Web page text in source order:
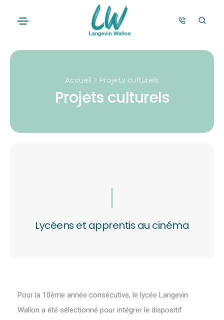
Accueil > Projets culturels
Projets culturels
Lycéens et apprentis au cinéma
Pour la 10ème année consécutive, le lycée Langevin
Wallon a été sélectionné pour intégrer le dispositif